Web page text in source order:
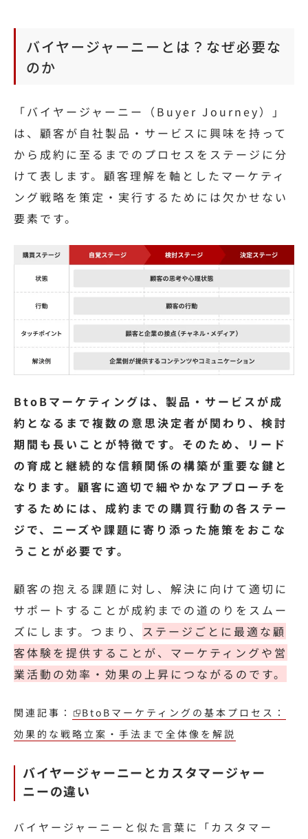
バイヤージャーニーとは？なぜ必要な
のか
「バイヤージャーニー（Buyer Journey）」
は、顧客が自社製品・サービスに興味を持って
から成約に至るまでのプロセスをステージに分
けて表します。顧客理解を軸としたマーケティ
ング戦略を策定・実行するためには欠かせない
要素です。
BtoBマーケティングは、製品・サービスが成
約となるまで複数の意思決定者が関わり、検討
期間も長いことが特徴です。そのため、リード
の育成と継続的な信頼関係の構築が重要な鍵と
なります。顧客に適切で細やかなアプローチを
するためには、成約までの購買行動の各ステー
ジで、ニーズや課題に寄り添った施策をおこな
うことが必要です。
顧客の抱える課題に対し、解決に向けて適切に
サポートすることが成約までの道のりをスムー
ズにします。つまり、 ステージごとに最適な顧
客体験を提供することが、マーケティングや営
業活動の効率・効果の上昇につながるのです。
関連記事：
BtoBマーケティングの基本プロセス：
効果的な戦略立案・手法まで全体像を解説
バイヤージャーニーとカスタマージャー
ニーの違い
バイヤージャーニーと似た言葉に「カスタマー